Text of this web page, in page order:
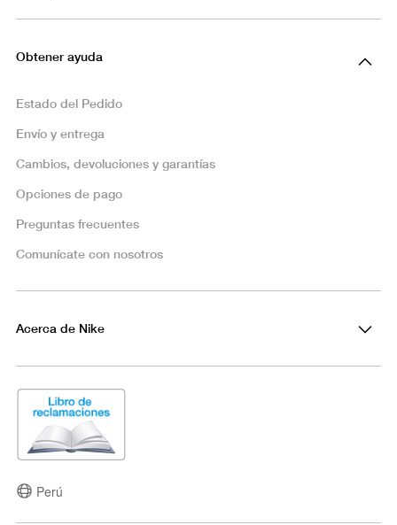
Obtener ayuda
Estado del Pedido
Envío y entrega
Cambios, devoluciones y garantías
Opciones de pago
Preguntas frecuentes
Comunícate con nosotros
Acerca de Nike
Perú